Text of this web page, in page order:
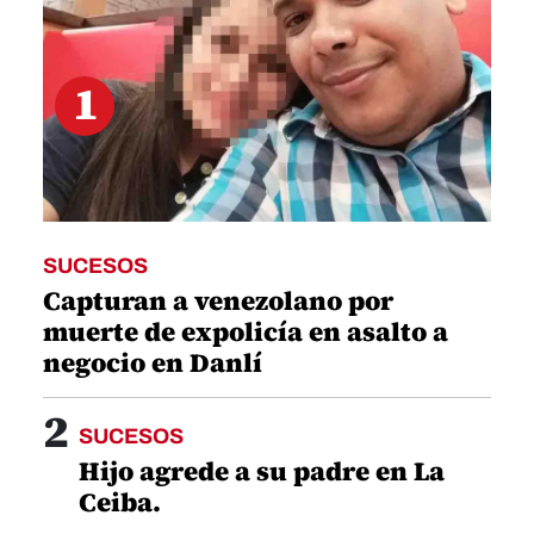
1
SUCESOS
Capturan a venezolano por
muerte de expolicía en asalto a
negocio en Danlí
2 SUCESOS
Hijo agrede a su padre en La
Ceiba.